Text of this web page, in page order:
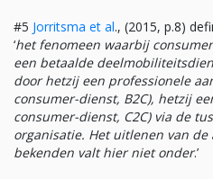
#5 Jorritsma et al., (2015, p.8)
‘het fenomeen waarbij
een betaalde
door hetzij een professionele
consumer-dienst, B2C), hetzij
consumer-dienst, C2C) via de
organisatie. Het uitlenen van
bekenden valt hier niet onder.’